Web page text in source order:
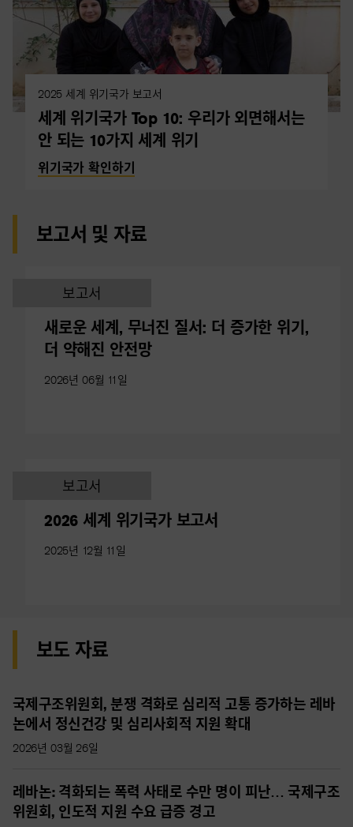
2025 세계 위기국가 보고서
세계 위기국가 Top 10: 우리가 외면해서는
안 되는 10가지 세계 위기
위기국가 확인하기
보고서 및 자료
보고서
새로운 세계, 무너진 질서: 더 증가한 위기,
더 약해진 안전망
2026년 06월 11일
보고서
2026 세계 위기국가 보고서
2025년 12월 11일
보도 자료
국제구조위원회, 분쟁 격화로 심리적 고통 증가하는 레바
논에서 정신건강 및 심리사회적 지원 확대
2026년 03월 26일
레바논: 격화되는 폭력 사태로 수만 명이 피난… 국제구조
위원회, 인도적 지원 수요 급증 경고